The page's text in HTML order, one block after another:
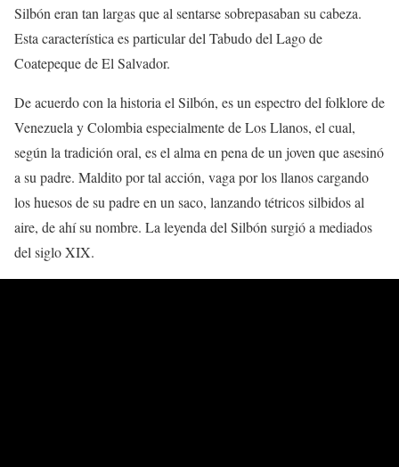
Silbón eran tan largas que al sentarse sobrepasaban su cabeza.
Esta característica es particular del Tabudo del Lago de
Coatepeque de El Salvador.
De acuerdo con la historia el Silbón, es un espectro del folklore de
Venezuela y Colombia especialmente de Los Llanos, el cual,
según la tradición oral, es el alma en pena de un joven que asesinó
a su padre. Maldito por tal acción, vaga por los llanos cargando
los huesos de su padre en un saco, lanzando tétricos silbidos al
aire, de ahí su nombre. La leyenda del Silbón surgió a mediados
del siglo XIX.